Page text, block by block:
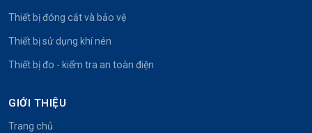
Thiết bị đóng cắt và bảo vệ
Thiết bị sử dụng khí nén
Thiết bị đo - kiểm tra an toàn điện
GIỚI THIỆU
Trang chủ